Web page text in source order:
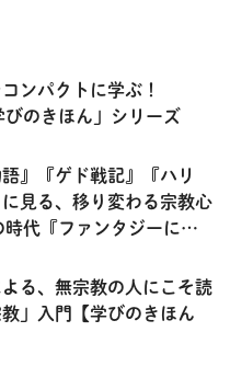
ンパクトに学ぶ！
のきほん」シリーズ
語』『ゲド戦記』『ハリ
見る、移り変わる宗教心
時代『ファンタジーに秘
る、無宗教の人にこそ読
教」入門【学びのきほん